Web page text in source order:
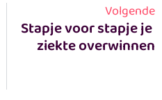
Volgende
Stapje voor stapje je
ziekte overwinnen